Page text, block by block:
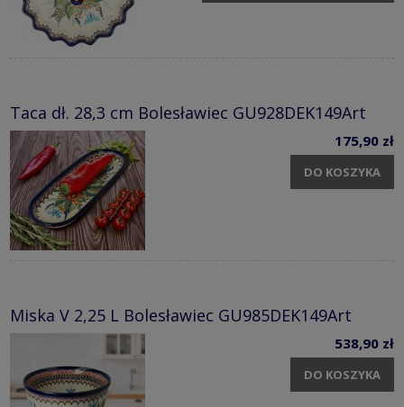
Taca dł. 28,3 cm Bolesławiec GU928DEK149Art
175,90 zł
DO KOSZYKA
Miska V 2,25 L Bolesławiec GU985DEK149Art
538,90 zł
DO KOSZYKA